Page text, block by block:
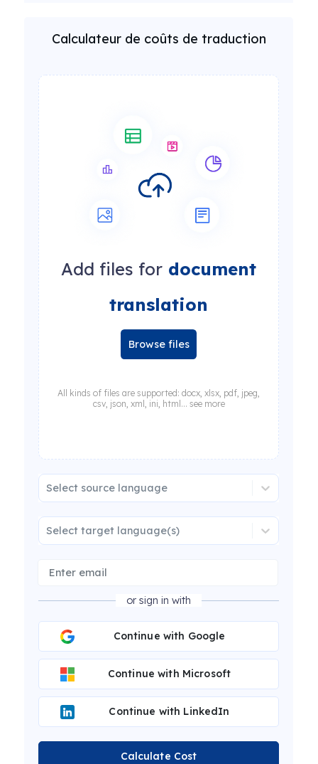
Calculateur de coûts de traduction
Add files for document
translation
Browse files
All kinds of files are supported: docx, xlsx, pdf, jpeg,
csv, json, xml, ini, html... see more
Select source language
Select target language(s)
or sign in with
Continue with Google
Continue with Microsoft
Continue with LinkedIn
Calculate Cost